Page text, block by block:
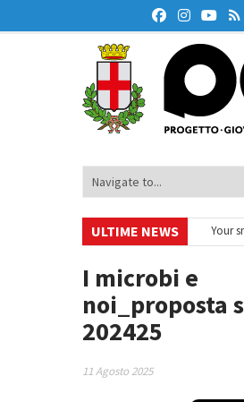
ULTIME NEWS
– Ciclo di webinar •
Your
finanziaria
• Oxford Debate Lab
I microbi e
noi_proposta
202425
11 Agosto 2025